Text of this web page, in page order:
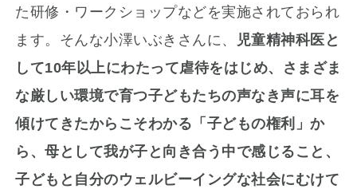
た研修・ワークショップなどを実施されておられ
ます。そんな小澤いぶきさんに、
児童精神科医と
して10年以上にわたって虐待をはじめ、さまざま
な厳しい環境で育つ子どもたちの声なき声に耳を
傾けてきたからこそわかる「子どもの権利」か
ら、母として我が子と向き合う中で感じること、
子どもと自分のウェルビーイングな社会にむけて